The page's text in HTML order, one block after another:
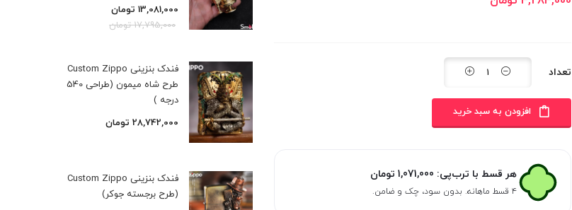
تعداد
افزودن به سبد خرید
هر قسط با ترب‌پی: 1,071,000 تومان
۴ قسط ماهانه. بدون سود، چک و ضامن.
13,081,000 تومان
17,795,000 تومان
فندک بنزینی Custom Zippo
طرح شاه میمون (طراحی 540
درجه )
28,742,000 تومان
فندک بنزینی Custom Zippo
(طرح برجسته جوکر)